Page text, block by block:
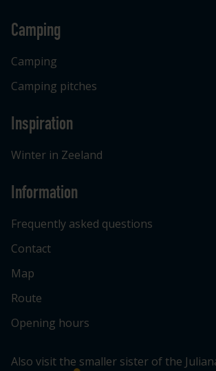
Camping
Camping
Camping pitches
Inspiration
Winter in Zeeland
Information
Frequently asked questions
Contact
Map
Route
Opening hours
Also visit the smaller sister of the